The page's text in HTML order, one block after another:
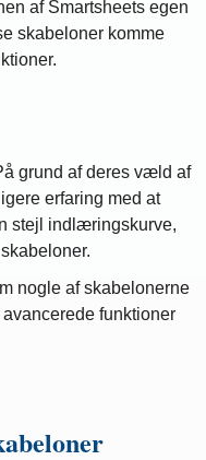
af ​​Smartsheets egen
skabeloner komme
grund af deres væld af
erfaring med at
stejl indlæringskurve,
nogle af skabelonerne
funktioner